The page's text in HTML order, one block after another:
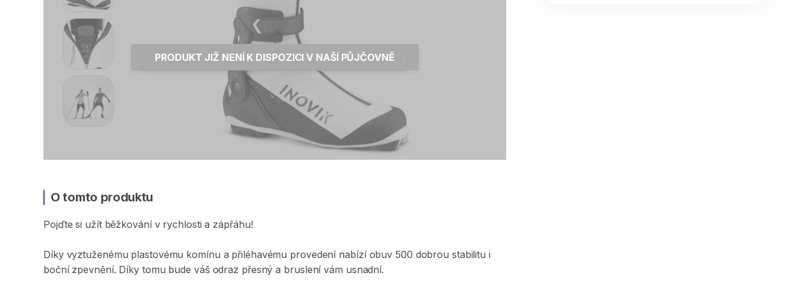
PRODUKT JIŽ NENÍ K DISPOZICI V NAŠÍ PŮJČOVNĚ
O tomto produktu
Pojďte si užít běžkování v rychlosti a zápřáhu!
Díky vyztuženému plastovému komínu a přiléhavému provedení nabízí obuv 500 dobrou stabilitu i
boční zpevnění. Díky tomu bude váš odraz přesný a bruslení vám usnadní.